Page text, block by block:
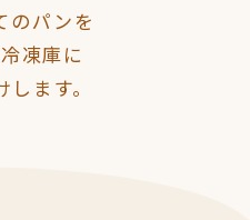
のパンを
凍庫に
ます。